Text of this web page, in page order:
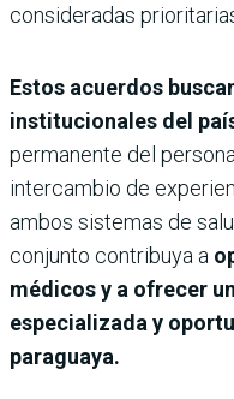
consideradas
Estos acuerdos
institucionales del
permanente del
intercambio de
ambos sistemas de
conjunto contribuya a
médicos y a ofrecer
especializada y
paraguaya.